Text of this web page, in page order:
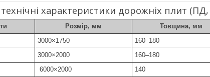
характеристики дорожніх плит
Розмір, мм Товщина, мм
3000×1750 160–180
3000×2000 160–180
6000×2000 140